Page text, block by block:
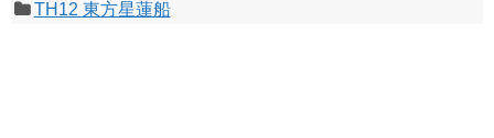
TH12 東方星蓮船